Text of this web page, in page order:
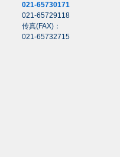
021-65730171
021-65729118
传真(FAX)：
021-65732715